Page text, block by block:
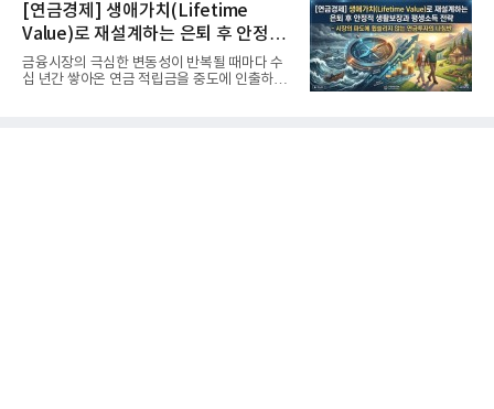
[연금경제] 생애가치(Lifetime
Value)로 재설계하는 은퇴 후 안정적
생활보장과 평생소득 전략
금융시장의 극심한 변동성이 반복될 때마다 수
십 년간 쌓아온 연금 적립금을 중도에 인출하거